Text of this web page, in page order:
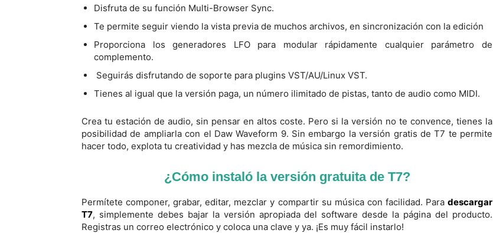
Disfruta de su función Multi-Browser Sync.
Te permite seguir viendo la vista previa de muchos archivos, en sincronización con la edición
Proporciona los generadores LFO para modular rápidamente cualquier parámetro de
complemento.
Seguirás disfrutando de soporte para plugins VST/AU/Linux VST.
Tienes al igual que la versión paga, un número ilimitado de pistas, tanto de audio como MIDI.
Crea tu estación de audio, sin pensar en altos coste. Pero si la versión no te convence, tienes la
posibilidad de ampliarla con el Daw Waveform 9. Sin embargo la versión gratis de T7 te permite
hacer todo, explota tu creatividad y has mezcla de música sin remordimiento.
¿Cómo instaló la versión gratuita de T7?
Permítete componer, grabar, editar, mezclar y compartir su música con facilidad. Para descargar
T7, simplemente debes bajar la versión apropiada del software desde la página del producto.
Registras un correo electrónico y coloca una clave y ya. ¡Es muy fácil instarlo!